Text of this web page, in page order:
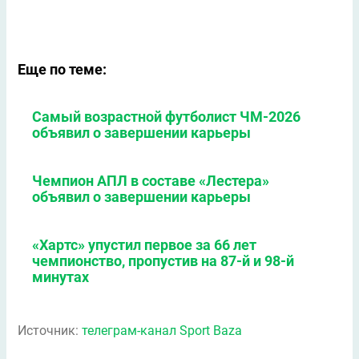
Еще по теме:
Самый возрастной футболист ЧМ-2026
объявил о завершении карьеры
Чемпион АПЛ в составе «Лестера»
объявил о завершении карьеры
«Хартс» упустил первое за 66 лет
чемпионство, пропустив на 87-й и 98-й
минутах
Источник: телеграм-канал Sport Baza